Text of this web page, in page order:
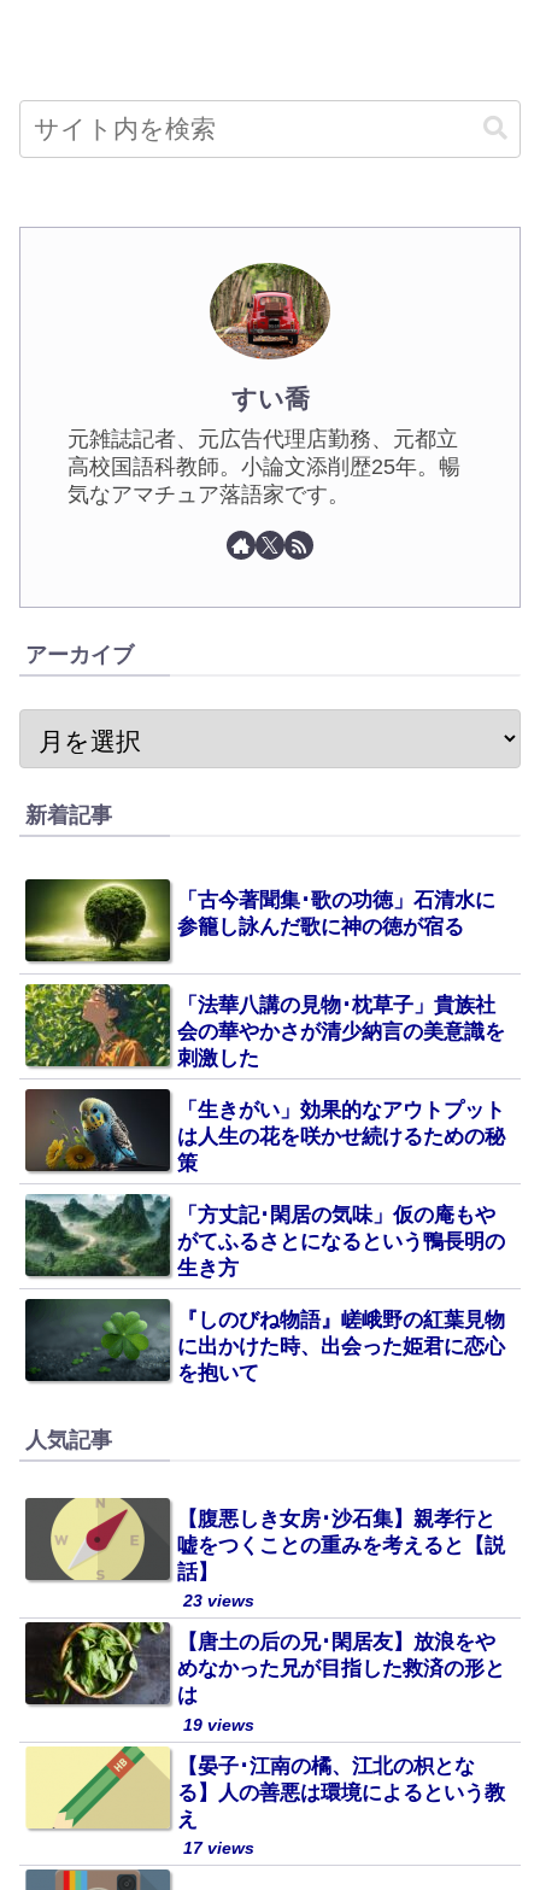
すい喬
元雑誌記者、元広告代理店勤務、元都立
高校国語科教師。小論文添削歴25年。暢
気なアマチュア落語家です。
アーカイブ
新着記事
「古今著聞集･歌の功徳」石清水に
参籠し詠んだ歌に神の徳が宿る
「法華八講の見物･枕草子」貴族社
会の華やかさが清少納言の美意識を
刺激した
「生きがい」効果的なアウトプット
は人生の花を咲かせ続けるための秘
策
「方丈記･閑居の気味」仮の庵もや
がてふるさとになるという鴨長明の
生き方
『しのびね物語』嵯峨野の紅葉見物
に出かけた時、出会った姫君に恋心
を抱いて
人気記事
【腹悪しき女房･沙石集】親孝行と
嘘をつくことの重みを考えると【説
話】
23 views
【唐土の后の兄･閑居友】放浪をや
めなかった兄が目指した救済の形と
は
19 views
【晏子･江南の橘、江北の枳とな
る】人の善悪は環境によるという教
え
17 views